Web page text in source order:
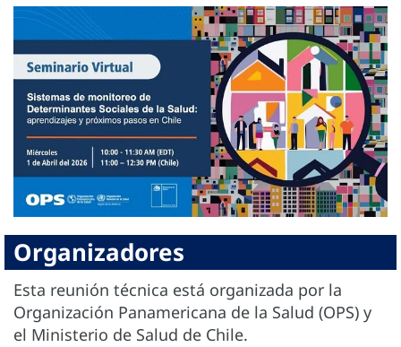
Organizadores
Esta reunión técnica está organizada por la
Organización Panamericana de la Salud (OPS) y
el Ministerio de Salud de Chile.